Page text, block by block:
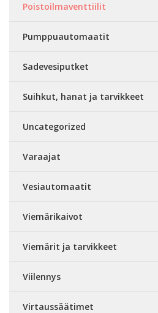
Poistoilmaventtiilit
Pumppuautomaatit
Sadevesiputket
Suihkut, hanat ja tarvikkeet
Uncategorized
Varaajat
Vesiautomaatit
Viemärikaivot
Viemärit ja tarvikkeet
Viilennys
Virtaussäätimet